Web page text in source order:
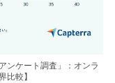
ンケート調査」：オンラ
比較】